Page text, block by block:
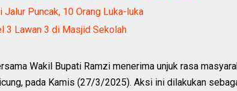
Jalur Puncak, 10 Orang Luka-luka
3 Lawan 3 di Masjid Sekolah
Wakil Bupati Ramzi menerima unjuk rasa
pada Kamis (27/3/2025). Aksi ini dilakukan